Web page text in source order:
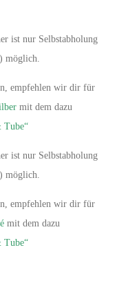
ist nur Selbstabholung
möglich.
empfehlen wir dir für
mit dem dazu
Tube“
ist nur Selbstabholung
möglich.
empfehlen wir dir für
mit dem dazu
Tube“